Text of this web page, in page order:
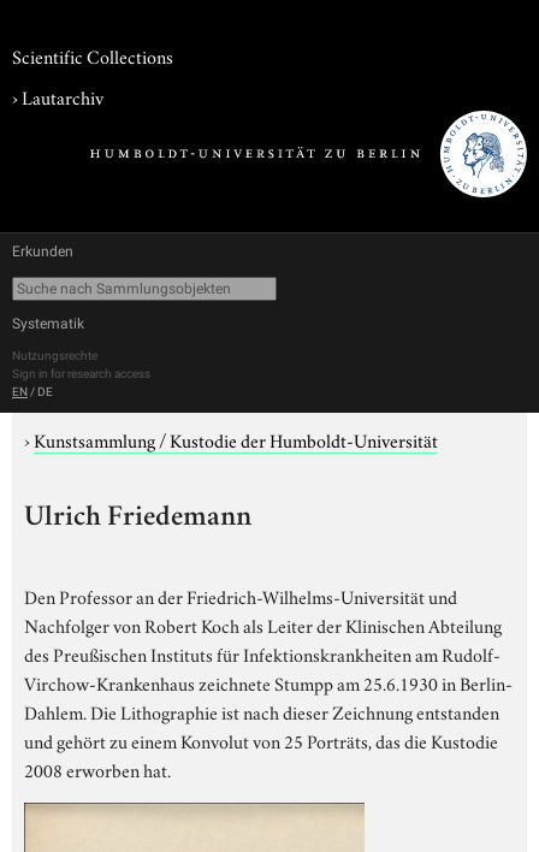
Scientific Collections
›Lautarchiv
Erkunden
Systematik
Nutzungsrechte
Sign in for research access
EN / DE
›Kunstsammlung / Kustodie der Humboldt-Universität
Ulrich Friedemann
Den Professor an der Friedrich-Wilhelms-Universität und
Nachfolger von Robert Koch als Leiter der Klinischen Abteilung
des Preußischen Instituts für Infektionskrankheiten am Rudolf-
Virchow-Krankenhaus zeichnete Stumpp am 25.6.1930 in Berlin-
Dahlem. Die Lithographie ist nach dieser Zeichnung entstanden
und gehört zu einem Konvolut von 25 Porträts, das die Kustodie
2008 erworben hat.